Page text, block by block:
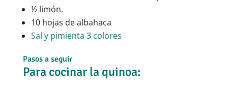
½ limón.
10 hojas de albahaca
Sal y pimienta 3 colores
Pasos a seguir
Para cocinar la quinoa: